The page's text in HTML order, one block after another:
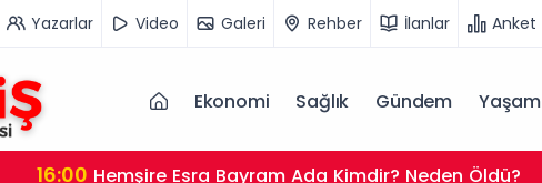
Yazarlar Video Galeri Rehber İlanlar Anket
Ekonomi Sağlık Gündem Yaşam
16:00 Hemşire Esra Bayram Ada Kimdir? Neden Öldü?